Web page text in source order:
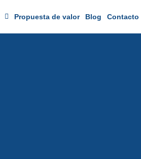
Propuesta de valor Blog Contacto